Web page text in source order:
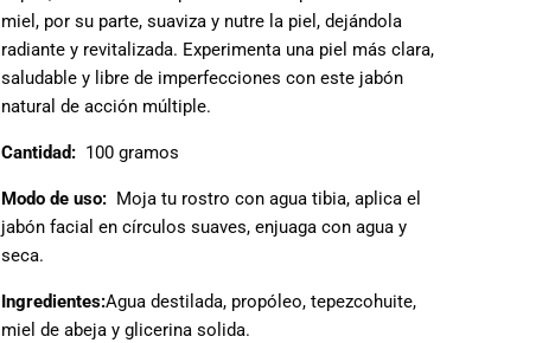
miel, por su parte, suaviza y nutre la piel, dejándola
radiante y revitalizada. Experimenta una piel más clara,
saludable y libre de imperfecciones con este jabón
natural de acción múltiple.
Cantidad: 100 gramos
Modo de uso: Moja tu rostro con agua tibia, aplica el
jabón facial en círculos suaves, enjuaga con agua y
seca.
Ingredientes:Agua destilada, propóleo, tepezcohuite,
miel de abeja y glicerina solida.